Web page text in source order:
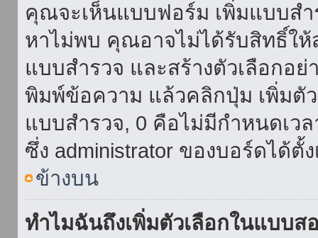
คุณจะเห็นแบบฟอร์ม เพิ่มแบบส
หาไม่พบ คุณอาจไม่ได้รับสิทธิ์ใ
แบบสำรวจ และสร้างตัวเลือกอย่
พิมพ์ข้อความ แล้วคลิกปุ่ม เพิ่มตั
แบบสำรวจ, 0 คือไม่มีกำหนดเว
ซึ่ง administrator ของบอร์ดได้ตั้ง
ข้างบน
ทำไมฉันถึงเพิ่มตัวเลือกในแบบส